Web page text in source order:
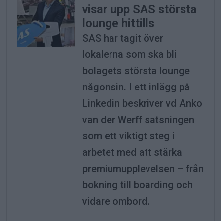
visar upp SAS största
lounge hittills
SAS har tagit över
lokalerna som ska bli
bolagets största lounge
någonsin. I ett inlägg på
Linkedin beskriver vd Anko
van der Werff satsningen
som ett viktigt steg i
arbetet med att stärka
premiumupplevelsen – från
bokning till boarding och
vidare ombord.